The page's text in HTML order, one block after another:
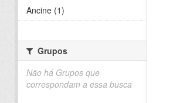
Ancine (1)
Grupos
Não há Grupos que
correspondam a essa busca